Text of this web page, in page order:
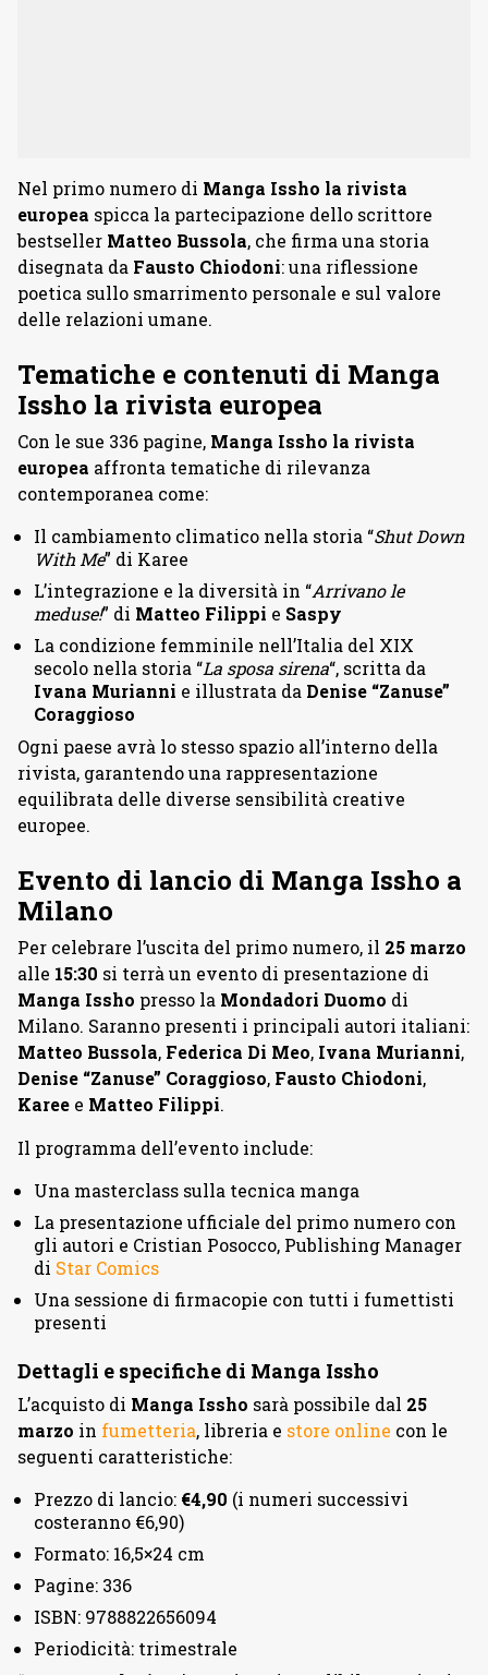
Nel primo numero di Manga Issho la rivista
europea spicca la partecipazione dello scrittore
bestseller Matteo Bussola, che firma una storia
disegnata da Fausto Chiodoni: una riflessione
poetica sullo smarrimento personale e sul valore
delle relazioni umane.
Tematiche e contenuti di Manga
Issho la rivista europea
Con le sue 336 pagine, Manga Issho la rivista
europea affronta tematiche di rilevanza
contemporanea come:
Il cambiamento climatico nella storia “Shut Down
With Me” di Karee
L’integrazione e la diversità in “Arrivano le
meduse!” di Matteo Filippi e Saspy
La condizione femminile nell’Italia del XIX
secolo nella storia “La sposa sirena“, scritta da
Ivana Murianni e illustrata da Denise “Zanuse”
Coraggioso
Ogni paese avrà lo stesso spazio all’interno della
rivista, garantendo una rappresentazione
equilibrata delle diverse sensibilità creative
europee.
Evento di lancio di Manga Issho a
Milano
Per celebrare l’uscita del primo numero, il 25 marzo
alle 15:30 si terrà un evento di presentazione di
Manga Issho presso la Mondadori Duomo di
Milano. Saranno presenti i principali autori italiani:
Matteo Bussola, Federica Di Meo, Ivana Murianni,
Denise “Zanuse” Coraggioso, Fausto Chiodoni,
Karee e Matteo Filippi.
Il programma dell’evento include:
Una masterclass sulla tecnica manga
La presentazione ufficiale del primo numero con
gli autori e Cristian Posocco, Publishing Manager
di Star Comics
Una sessione di firmacopie con tutti i fumettisti
presenti
Dettagli e specifiche di Manga Issho
L’acquisto di Manga Issho sarà possibile dal 25
marzo in fumetteria, libreria e store online con le
seguenti caratteristiche:
Prezzo di lancio: €4,90 (i numeri successivi
costeranno €6,90)
Formato: 16,5×24 cm
Pagine: 336
ISBN: 9788822656094
Periodicità: trimestrale